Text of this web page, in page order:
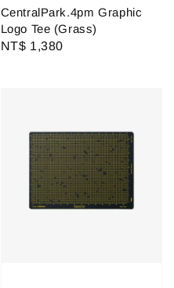
CentralPark.4pm Graphic
Logo Tee (Grass)
Regular
NT$ 1,380